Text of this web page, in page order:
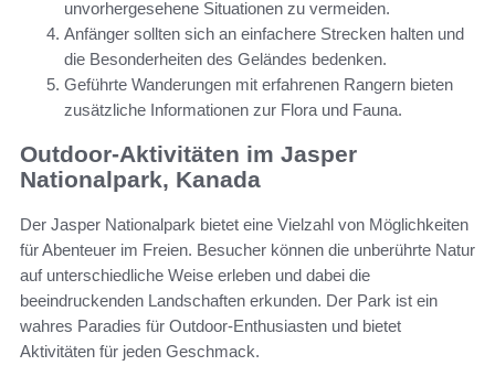
unvorhergesehene Situationen zu vermeiden.
Anfänger sollten sich an einfachere Strecken halten und
die Besonderheiten des Geländes bedenken.
Geführte Wanderungen mit erfahrenen Rangern bieten
zusätzliche Informationen zur Flora und Fauna.
Outdoor-Aktivitäten im Jasper
Nationalpark, Kanada
Der Jasper Nationalpark bietet eine Vielzahl von Möglichkeiten
für Abenteuer im Freien. Besucher können die unberührte Natur
auf unterschiedliche Weise erleben und dabei die
beeindruckenden Landschaften erkunden. Der Park ist ein
wahres Paradies für Outdoor-Enthusiasten und bietet
Aktivitäten für jeden Geschmack.